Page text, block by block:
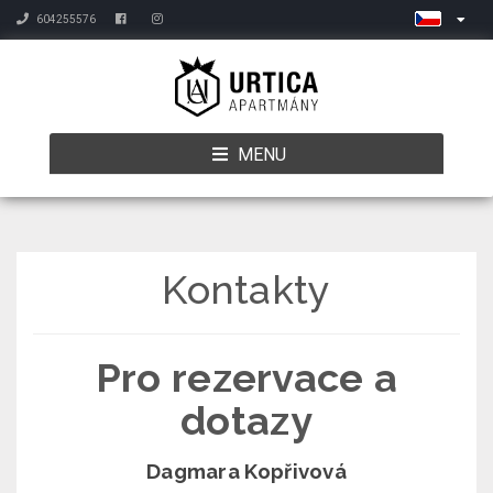
604255576
MENU
Kontakty
Pro rezervace a
dotazy
Dagmara Kopřivová